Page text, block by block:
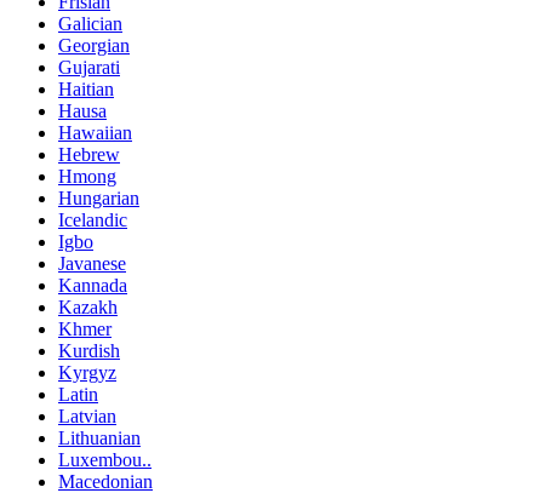
Galician
Georgian
Gujarati
Haitian
Hausa
Hawaiian
Hebrew
Hmong
Hungarian
Icelandic
Igbo
Javanese
Kannada
Kazakh
Khmer
Kurdish
Kyrgyz
Latin
Latvian
Lithuanian
Luxembou..
Macedonian